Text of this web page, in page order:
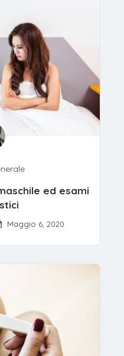
ed esami
Maggio 6, 2020